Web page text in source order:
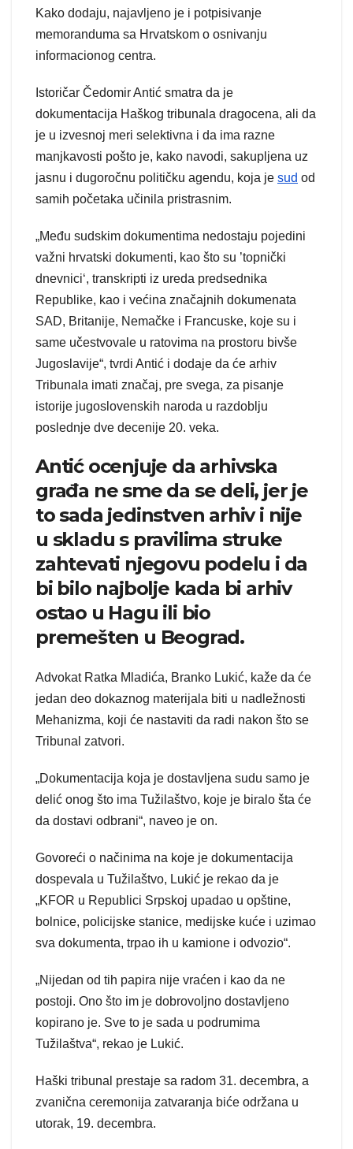
Kako dodaju, najavljeno je i potpisivanje
memoranduma sa Hrvatskom o osnivanju
informacionog centra.
Istoričar Čedomir Antić smatra da je
dokumentacija Haškog tribunala dragocena, ali da
je u izvesnoj meri selektivna i da ima razne
manjkavosti pošto je, kako navodi, sakupljena uz
jasnu i dugoročnu političku agendu, koja je sud od
samih početaka učinila pristrasnim.
„Među sudskim dokumentima nedostaju pojedini
važni hrvatski dokumenti, kao što su ’topnički
dnevnici‘, transkripti iz ureda predsednika
Republike, kao i većina značajnih dokumenata
SAD, Britanije, Nemačke i Francuske, koje su i
same učestvovale u ratovima na prostoru bivše
Jugoslavije“, tvrdi Antić i dodaje da će arhiv
Tribunala imati značaj, pre svega, za pisanje
istorije jugoslovenskih naroda u razdoblju
poslednje dve decenije 20. veka.
Antić ocenjuje da arhivska
građa ne sme da se deli, jer je
to sada jedinstven arhiv i nije
u skladu s pravilima struke
zahtevati njegovu podelu i da
bi bilo najbolje kada bi arhiv
ostao u Hagu ili bio
premešten u Beograd.
Advokat Ratka Mladića, Branko Lukić, kaže da će
jedan deo dokaznog materijala biti u nadležnosti
Mehanizma, koji će nastaviti da radi nakon što se
Tribunal zatvori.
„Dokumentacija koja je dostavljena sudu samo je
delić onog što ima Tužilaštvo, koje je biralo šta će
da dostavi odbrani“, naveo je on.
Govoreći o načinima na koje je dokumentacija
dospevala u Tužilaštvo, Lukić je rekao da je
„KFOR u Republici Srpskoj upadao u opštine,
bolnice, policijske stanice, medijske kuće i uzimao
sva dokumenta, trpao ih u kamione i odvozio“.
„Nijedan od tih papira nije vraćen i kao da ne
postoji. Ono što im je dobrovoljno dostavljeno
kopirano je. Sve to je sada u podrumima
Tužilaštva“, rekao je Lukić.
Haški tribunal prestaje sa radom 31. decembra, a
zvanična ceremonija zatvaranja biće održana u
utorak, 19. decembra.